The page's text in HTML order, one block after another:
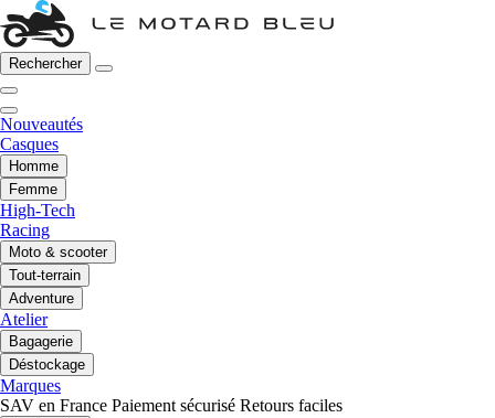
Rechercher
Nouveautés
Casques
Homme
Femme
High-Tech
Racing
Moto & scooter
Tout-terrain
Adventure
Atelier
Bagagerie
Déstockage
Marques
SAV en France Paiement sécurisé Retours faciles